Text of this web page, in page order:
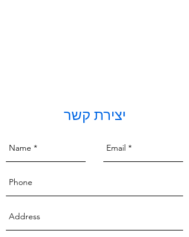
יצירת קשר